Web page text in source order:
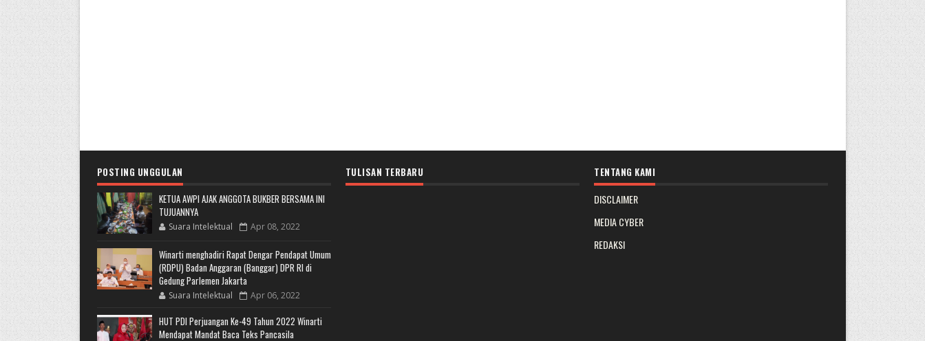
POSTING UNGGULAN
KETUA AWPI AJAK ANGGOTA BUKBER BERSAMA INI
TUJUANNYA
Suara Intelektual Apr 08, 2022
Winarti menghadiri Rapat Dengar Pendapat Umum
(RDPU) Badan Anggaran (Banggar) DPR RI di
Gedung Parlemen Jakarta
Suara Intelektual Apr 06, 2022
HUT PDI Perjuangan Ke-49 Tahun 2022 Winarti
Mendapat Mandat Baca Teks Pancasila
TULISAN TERBARU TENTANG KAMI
DISCLAIMER
MEDIA CYBER
REDAKSI